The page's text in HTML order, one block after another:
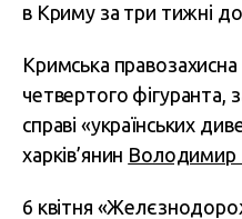
в Криму за три тижні до
Кримська правозахисна
четвертого фігуранта,
справі «українських
харків’янин Володимир
6 квітня